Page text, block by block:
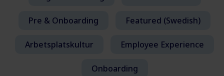
Pre & Onboarding Featured (Swedish)
Arbetsplatskultur Employee Experience
Onboarding